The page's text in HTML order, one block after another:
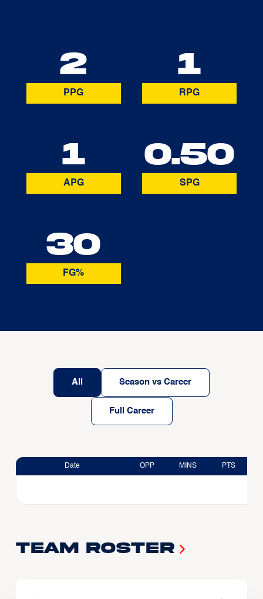
2
PPG
1
RPG
1
APG
0.50
SPG
30
FG%
All Season vs Career
Full Career
Date OPP MINS PTS
Team Roster